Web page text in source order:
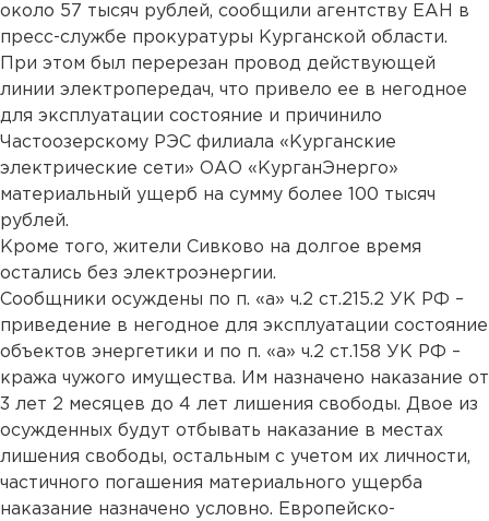
около 57 тысяч рублей, сообщили агентству ЕАН в
пресс-службе прокуратуры Курганской области.
При этом был перерезан провод действующей
линии электропередач, что привело ее в негодное
для эксплуатации состояние и причинило
Частоозерскому РЭС филиала «Курганские
электрические сети» ОАО «КурганЭнерго»
материальный ущерб на сумму более 100 тысяч
рублей.
Кроме того, жители Сивково на долгое время
остались без электроэнергии.
Сообщники осуждены по п. «а» ч.2 ст.215.2 УК РФ –
приведение в негодное для эксплуатации состояние
объектов энергетики и по п. «а» ч.2 ст.158 УК РФ –
кража чужого имущества. Им назначено наказание от
3 лет 2 месяцев до 4 лет лишения свободы. Двое из
осужденных будут отбывать наказание в местах
лишения свободы, остальным с учетом их личности,
частичного погашения материального ущерба
наказание назначено условно. Европейско-